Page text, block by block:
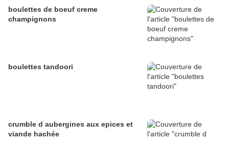
boulettes de boeuf creme
champignons
boulettes tandoori
crumble d aubergines aux epices et
viande hachée